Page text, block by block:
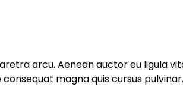
arcu. Aenean auctor eu ligula
magna quis cursus